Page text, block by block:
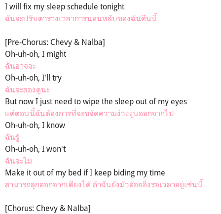
I will fix my sleep schedule tonight
ฉันจะปรับตารางเวลาการนอนหลับของฉันคืนนี้
[Pre-Chorus: Chevy & Nalba]
Oh-uh-oh, I might
ฉันอาจจะ
Oh-uh-oh, I'll try
ฉันจะลองดูนะ
But now I just need to wipe the sleep out of my eyes
แต่ตอนนี้ฉันต้องการที่จะขจัดความง่วงงุนออกจากไป
Oh-uh-oh, I know
ฉันรู้
Oh-uh-oh, I won't
ฉันจะไม่
Make it out of my bed if I keep biding my time
สามารถลุกออกจากเตียงได้ ถ้าฉันยังมัวอ้อยอิ่งรอเวลาอยู่เช่นนี้
[Chorus: Chevy & Nalba]